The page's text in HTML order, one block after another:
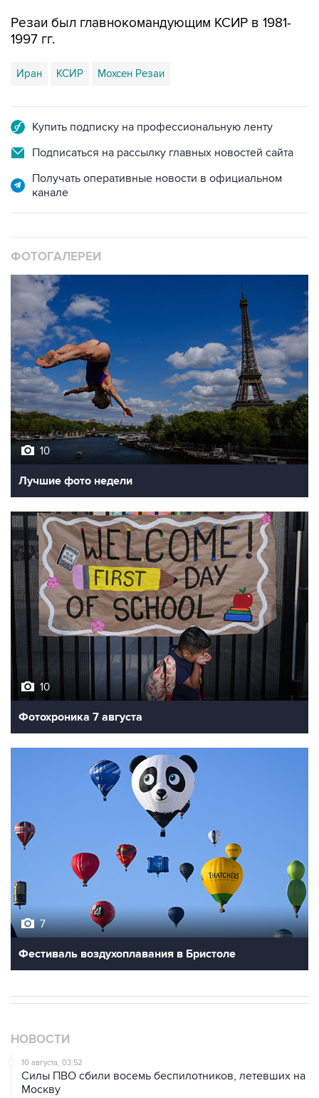
Резаи был главнокомандующим КСИР в 1981-
1997 гг.
Иран КСИР Мохсен Резаи
Купить подписку на профессиональную ленту
Подписаться на рассылку главных новостей сайта
Получать оперативные новости в официальном
канале
ФОТОГАЛЕРЕИ
10
Лучшие фото недели
10
Фотохроника 7 августа
7
Фестиваль воздухоплавания в Бристоле
НОВОСТИ
10 августа, 03:52
Силы ПВО сбили восемь беспилотников, летевших на
Москву